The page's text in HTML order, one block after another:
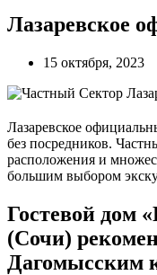
Лазаревское
15 октября, 2023
Лазаревское
без посредников.
расположения и
большим выбором
Гостевой дом
(Сочи)
Дагомысским